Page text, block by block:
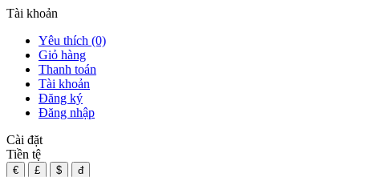
Tài khoản
Yêu thích (0)
Giỏ hàng
Thanh toán
Tài khoản
Đăng ký
Đăng nhập
Cài đặt
Tiền tệ
€ £ $ đ